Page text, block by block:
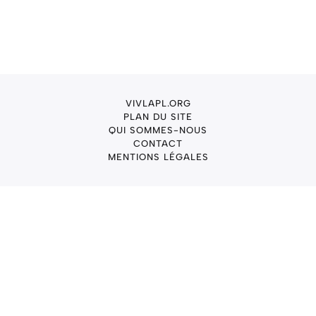
VIVLAPL.ORG
PLAN DU SITE
QUI SOMMES-NOUS
CONTACT
MENTIONS LÉGALES